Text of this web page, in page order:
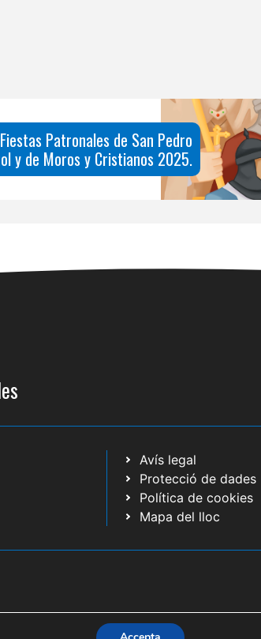
Patronales de San Pedro
y de Moros y Cristianos 2025.
Avís legal
Protecció de dades
Política de cookies
Mapa del lloc